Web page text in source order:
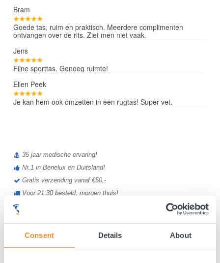
Consent Details About
Bram
Goede tas, ruim en praktisch. Meerdere complimenten
ontvangen over de rits. Ziet men niet vaak.
Jens
Fijne sporttas. Genoeg ruimte!
Ellen Peek
Je kan hem ook omzetten in een rugtas! Super vet.
35 jaar medische ervaring!
Nr.1 in Benelux en Duitsland!
Gratis verzending vanaf €50,-
Voor 21:30 besteld, morgen thuis!